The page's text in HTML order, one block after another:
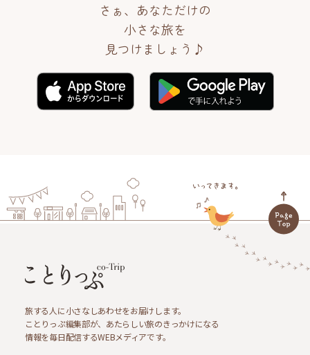
さぁ、あなただけの
小さな旅を
見つけましょう♪
旅する人に小さなしあわせをお届けします。
ことりっぷ編集部が、あたらしい旅のきっかけになる
情報を毎日配信するWEBメディアです。